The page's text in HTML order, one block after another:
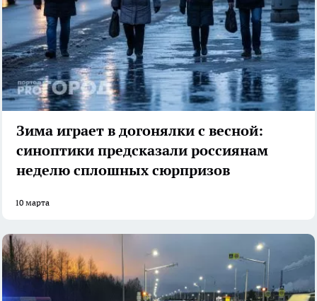
Зима играет в догонялки с весной:
синоптики предсказали россиянам
неделю сплошных сюрпризов
10 марта